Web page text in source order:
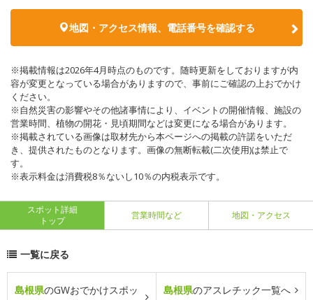
地図・アクセス情報、電話番号を確認する
※掲載情報は2026年4月時点のものです。随時更新をしておりますが内
容が変更となっている場合がありますので、事前にご確認の上おでかけ
ください。
※自然災害の影響やその他諸事情により、イベントの開催情報、施設の
営業時間、植物の開花・見頃期間などは変更になる場合があります。
※掲載されている画像は取材先から本ページへの掲載の許諾をいただ
き、提供されたものとなります。画像の無断転載(二次使用)は禁止で
す。
※表示料金は消費税8％ないし10％の内税表示です。
スポット詳細
トップ
営業時間など 地図・アクセス
一覧に戻る
島根県のGWおでかけスポッ
島根県のアスレチック一覧へ